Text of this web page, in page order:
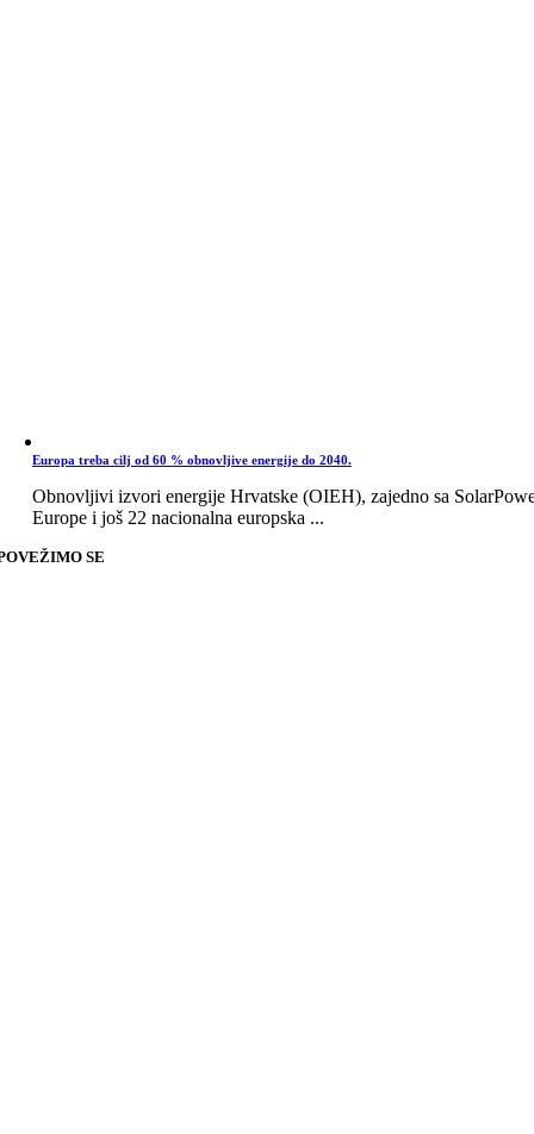
Europa treba cilj od 60 % obnovljive energije do 2040.
Obnovljivi izvori energije Hrvatske (OIEH), zajedno sa
Europe i još 22 nacionalna europska ...
SE